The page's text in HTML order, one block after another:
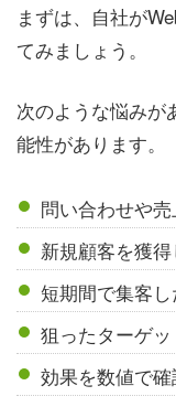
まずは、自社が
てみましょう。
次のような悩みが
能性があります。
問い合わせや
新規顧客を獲
短期間で集客
狙ったターゲ
効果を数値で